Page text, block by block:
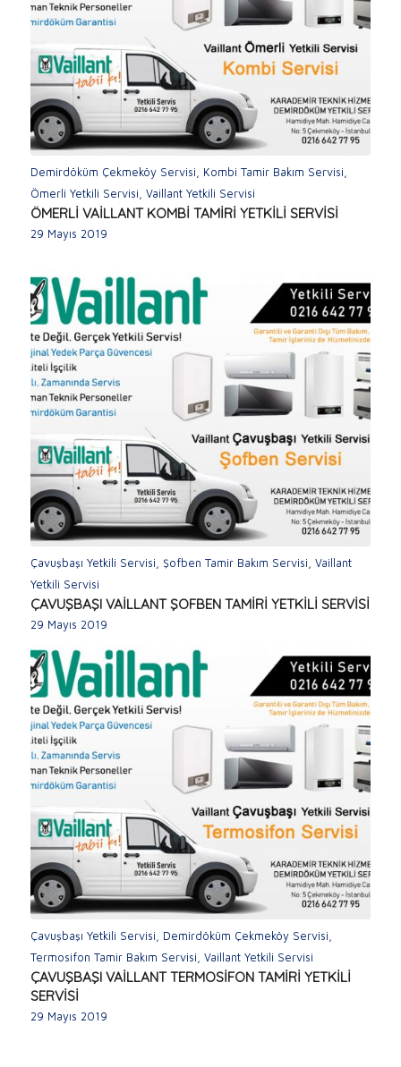
Demirdöküm Çekmeköy Servisi, Kombi Tamir Bakım Servisi,
Ömerli Yetkili Servisi, Vaillant Yetkili Servisi
ÖMERLİ VAİLLANT KOMBİ TAMİRİ YETKİLİ SERVİSİ
29 Mayıs 2019
Çavuşbaşı Yetkili Servisi Şofben Tamir Bakım Servisi Vaillant
Yetkili Servisi
ÇAVUŞBAŞI VAİLLANT ŞOFBEN TAMİRİ YETKİLİ SERVİSİ
29 Mayıs 2019
Çavuşbaşı Yetkili Servisi Demirdöküm Çekmeköy Servisi
Termosifon Tamir Bakım Servisi Vaillant Yetkili Servisi
ÇAVUŞBAŞI VAİLLANT TERMOSİFON TAMİRİ YETKİLİ
SERVİSİ
29 Mayıs 2019